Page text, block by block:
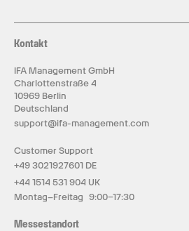
Kontakt
IFA Management GmbH
Charlottenstraße 4
10969 Berlin
Deutschland
support@ifa-management.com
Customer Support
+49 3021927601 DE
+44 1514 531 904 UK
Montag–Freitag 9:00–17:30
Messestandort